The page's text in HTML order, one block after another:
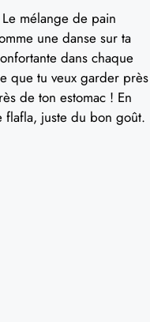
mélange de pain
une danse sur ta
dans chaque
que tu veux garder près
de ton estomac ! En
flafla, juste du bon goût.